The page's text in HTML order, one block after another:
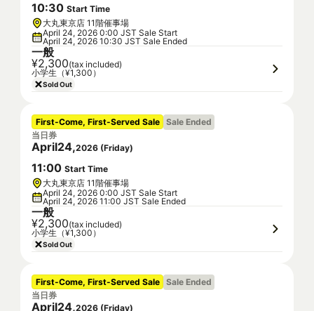
10:30 Start Time
大丸東京店 11階催事場
April 24, 2026 0:00 JST Sale Start
April 24, 2026 10:30 JST Sale Ended
一般
¥2,300(tax included)
小学生（¥1,300）
Sold Out
First-Come, First-Served Sale Sale Ended
当日券
April24,2026 (Friday)
11:00 Start Time
大丸東京店 11階催事場
April 24, 2026 0:00 JST Sale Start
April 24, 2026 11:00 JST Sale Ended
一般
¥2,300(tax included)
小学生（¥1,300）
Sold Out
First-Come, First-Served Sale Sale Ended
当日券
April24,2026 (Friday)